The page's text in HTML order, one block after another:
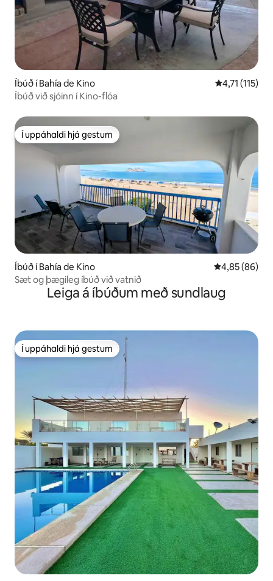
Íbúð í Bahía de Kino 4,71 af 5 í
4,71 (115)
Íbúð við sjóinn í Kino-flóa
Í uppáhaldi hjá gestum
Í uppáhaldi hjá gestum
Íbúð í Bahía de Kino 4,85 af 5 í
4,85 (86)
Sæt og þægileg íbúð við vatnið
Leiga á íbúðum með sundlaug
Í uppáhaldi hjá gestum
Í uppáhaldi hjá gestum